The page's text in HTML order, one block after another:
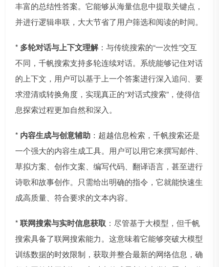
丰富的总结性答案。它能够从海量信息中提取关键点，
并进行逻辑串联，大大节省了用户筛选和阅读的时间。
* 多轮对话与上下文理解：与传统搜索的“一次性”交互
不同，千帆搜索支持多轮连续对话。系统能够记住对话
的上下文，用户可以基于上一个答案进行深入追问、要
求澄清或转换角度，实现真正的“对话式搜索”，使得信
息探索过程更加自然和深入。
* 内容生成与创意辅助 ：超越信息检索，千帆搜索还是
一个强大的内容生成工具。用户可以用它来撰写邮件、
草拟方案、创作文案、编写代码、翻译语言，甚至进行
诗歌和故事创作。只需给出明确的指令，它就能快速生
成高质量、符合要求的文本内容。
*联网搜索与实时信息获取 ：尽管基于大模型，但千帆
搜索具备了联网搜索能力。这意味着它能够突破大模型
训练数据的时效限制，获取并整合最新的网络信息，确